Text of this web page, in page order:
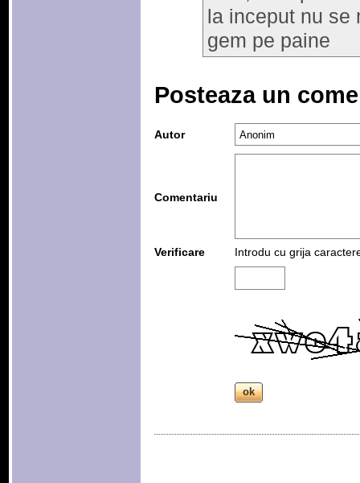
la inceput nu se
gem pe paine
Posteaza un
Autor
Comentariu
Verificare Introdu cu grija